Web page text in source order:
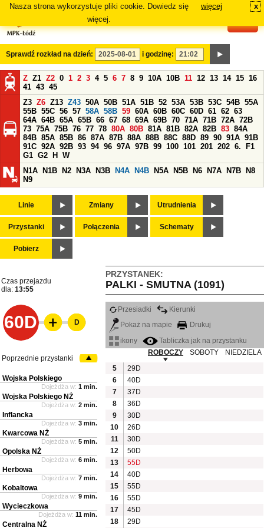
Nasza strona wykorzystuje pliki cookie. Dowiedz się
więcej.
więcej x
Sprawdź rozkład na dzień: i godzinę:
Z Z1 Z2 0 1 2 3 4 5 6 7 8 9 10A 10B 11 12 13 14 15 16
41 43 45
Z3 Z6 Z13 Z43 50A 50B 51A 51B 52 53A 53B 53C 54B 55A
55B 55C 56 57 58A 58B 59 60A 60B 60C 60D 61 62 63
64A 64B 65A 65B 66 67 68 69A 69B 70 71A 71B 72A 72B
73 75A 75B 76 77 78 80A 80B 81A 81B 82A 82B 83 84A
84B 85A 85B 86 87A 87B 88A 88B 88C 88D 89 90 91A 91B
91C 92A 92B 93 94 96 97A 97B 99 100 101 201 202 6.
F1
G1 G2 H
W
N1A
N1B N2 N3A N3B N4A N4B N5A N5B N6 N7A N7B
N8
N9
Linie Zmiany Utrudnienia
Przystanki Połączenia Schematy
Pobierz
PRZYSTANEK:
PALKI - SMUTNA (1091)
Czas przejazdu
dla: 13:55
60D
Przesiadki
Kierunki
Pokaż na mapie
Drukuj
ikony
Tabliczka jak na przystanku
ROBOCZY
SOBOTY
NIEDZIELA
5
29D
6
40D
7
37D
8
36D
9
30D
10
26D
11
30D
12
50D
13
55D
14
40D
15
55D
16
55D
17
45D
18
29D
D
Poprzednie przystanki
Wojska Polskiego
Dojeżdża w: 1 min.
Wojska Polskiego NŻ
Dojeżdża w: 2 min.
Inflancka
Dojeżdża w: 3 min.
Kwarcowa NŻ
Dojeżdża w: 5 min.
Opolska NŻ
Dojeżdża w: 6 min.
Herbowa
Dojeżdża w: 7 min.
Kobaltowa
Dojeżdża w: 9 min.
Wycieczkowa
Dojeżdża w: 11 min.
Centralna NŻ